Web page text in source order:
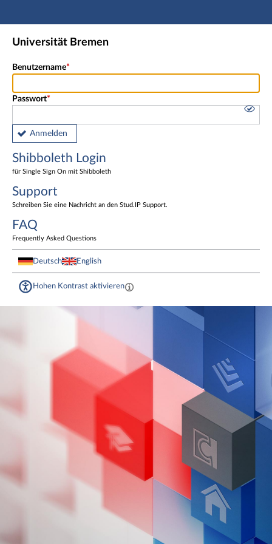
Hauptnavigation
Shibboleth Login
Universität Bremen
Benutzername
Passwort
Anmelden
Shibboleth Login
für Single Sign On mit Shibboleth
Support
Schreiben Sie eine Nachricht an den Stud.IP Support.
FAQ
Frequently Asked Questions
Deutsch English
Hohen Kontrast aktivieren